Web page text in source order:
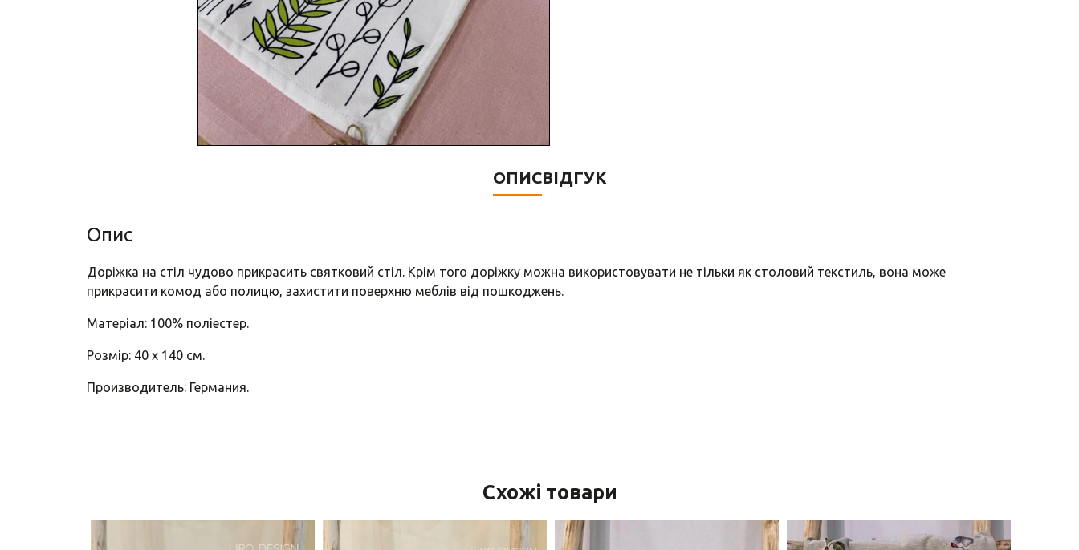
ОПИСВІДГУК
Опис
Доріжка на стіл чудово прикрасить святковий стіл. Крім того доріжку можна використовувати не тільки як столовий текстиль, вона може
прикрасити комод або полицю, захистити поверхню меблів від пошкоджень.
Матеріал: 100% поліестер.
Розмір: 40 х 140 см.
Производитель: Германия.
Схожі товари